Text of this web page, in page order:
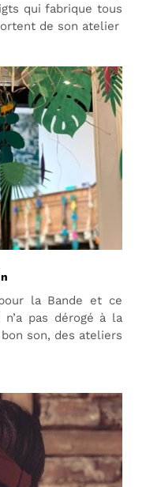
qui fabrique tous
de son atelier
la Bande et ce
pas dérogé à la
son, des ateliers